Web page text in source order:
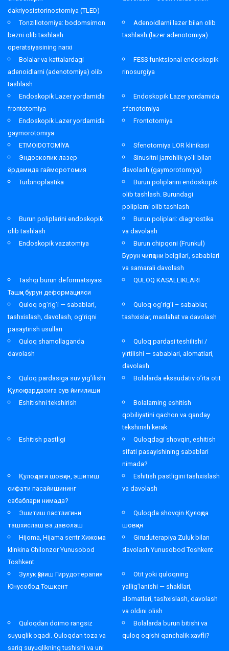
dakriyosistorinostomiya (TLED)
Tonzillotomiya: bodomsimon
bezni olib tashlash
operatsiyasining narxi
Adenoidlarni lazer bilan olib
tashlash (lazer adenotomiya)
Bolalar va kattalardagi
adenoidlarni (adenotomiya) olib
tashlash
FESS funktsional endoskopik
rinosurgiya
Endoskopik Lazer yordamida
frontotomiya
Endoskopik Lazer yordamida
sfenotomiya
Endoskopik Lazer yordamida
gaymorotomiya
Frontotomiya
ETMOIDOTOMİYA
Sfenotomiya LOR klinikasi
Эндоскопик лазер
ёрдамида гайморотомия
Sinusitni jarrohlik yo’li bilan
davolash (gaymorotomiya)
Turbinoplastika
Burun poliplarini endoskopik
olib tashlash. Burundagi
poliplarni olib tashlash
Burun poliplarini endoskopik
olib tashlash
Burun poliplari: diagnostika
va davolash
Endoskopik vazatomiya
Burun chipqoni (Frunkul)
Бурун чипқони belgilari, sabablari
va samarali davolash
Tashqi burun deformatsiyasi
Ташқи бурун деформацияси
QULOQ KASALLIKLARI
Quloq og’rig’i — sabablari,
tashxislash, davolash, og’riqni
pasaytirish usullari
Quloq og’rig’i – sabablar,
tashxislar, maslahat va davolash
Quloq shamollaganda
davolash
Quloq pardasi teshilishi /
yirtilishi — sabablari, alomatlari,
davolash
Quloq pardasiga suv yig’ilishi
Қулоқ пардасига сув йиғилиши
Bolalarda ekssudativ o’rta otit
Eshitishni tekshirish
Bolalarning eshitish
qobiliyatini qachon va qanday
tekshirish kerak
Eshitish pastligi
Quloqdagi shovqin, eshitish
sifati pasayishining sabablari
nimada?
Қулоқдаги шовқин, эшитиш
сифати пасайишининг
сабаблари нимада?
Eshitish pastligini tashxislash
va davolash
Эшитиш пастлигини
ташхислаш ва даволаш
Quloqda shovqin Қулоқда
шовқин
Hijoma, Hijama sentr Хижома
klinkina Chilonzor Yunusobod
Toshkent
Giruduterapiya Zuluk bilan
davolash Yunusobod Toshkent
Зулук қўйиш Гирудотерапия
Юнусобод Тошкент
Otit yoki quloqning
yallig’lanishi — shakllari,
alomatlari, tashxislash, davolash
va oldini olish
Quloqdan doimo rangsiz
suyuqlik oqadi. Quloqdan toza va
sariq suyuqlikning tushishi va uni
Bolalarda burun bitishi va
quloq oqishi qanchalik xavfli?